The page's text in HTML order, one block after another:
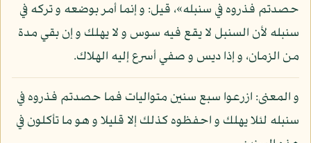
حصدتم فذروه في سنبله»، قيل: و إنما أمر بوضعه و تركه في
سنبله لأن السنبل لا يقع فيه سوس و لا يهلك و إن بقي مدة
من الزمان، و إذا ديس و صفي أسرع إليه الهلاك.
و المعنى: ازرعوا سبع سنين متواليات فما حصدتم فذروه في
سنبله لئلا يهلك و احفظوه كذلك إلا قليلا و هو ما تأكلون في